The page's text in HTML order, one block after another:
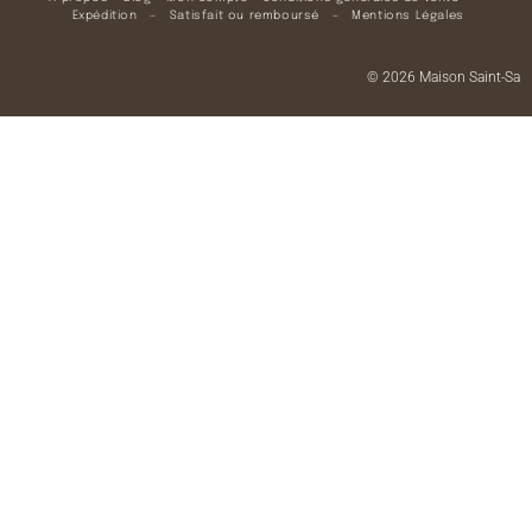
Expédition – Satisfait ou remboursé – Mentions Légales
© 2026 Maison Saint-Sa